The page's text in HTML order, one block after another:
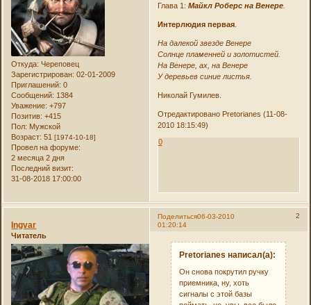
Откуда: Череповец
Зарегистрирован: 02-01-2009
Приглашений: 0
Сообщений: 1384
Уважение: +797
Позитив: +415
Пол: Мужской
Возраст: 51[1974-10-18]
Провел на форуме:
2 месяца 2 дня
Последний визит:
31-08-2018 17:00:00
Глава 1: Майкл Роберс на Венере.
Интерлюдия первая.
На далекой звезде Венере
Солнце пламенней и золотистей.
На Венере, ах, на Венере
У деревьев синие листья.
Николай Гумилев.
Отредактировано Pretorianes (11-08-
2010 18:15:49)
0
Поделиться 2
06-03-2010
01:20:14
Ingvar
Читатель
Pretorianes написал(а):
Он снова покрутил ручку
приемника, ну, хоть
сигналы с этой базы